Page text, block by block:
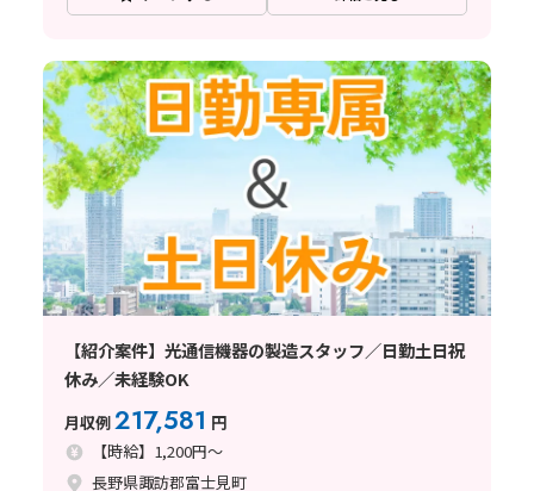
【紹介案件】光通信機器の製造スタッフ／日勤土日祝
休み／未経験OK
月収例217,581 円
【時給】1,200円～
長野県諏訪郡富士見町